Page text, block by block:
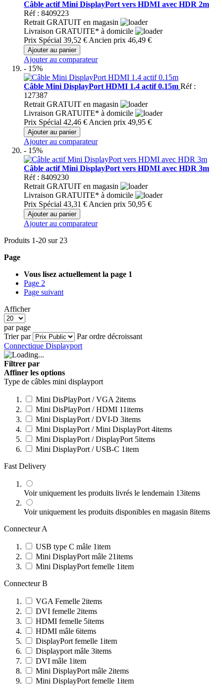
Câble actif Mini DisplayPort vers HDMI avec HDR 2m
Réf : 8409223
Retrait GRATUIT en magasin
Livraison GRATUITE* à domicile
Prix Spécial 39,52 € Ancien prix 46,49 €
Ajouter au panier
Ajouter au comparateur
- 15%
Câble Mini DisplayPort HDMI 1.4 actif 0.15m Réf :
127387
Retrait GRATUIT en magasin
Livraison GRATUITE* à domicile
Prix Spécial 42,46 € Ancien prix 49,95 €
Ajouter au panier
Ajouter au comparateur
- 15%
Câble actif Mini DisplayPort vers HDMI avec HDR 3m
Réf : 8409230
Retrait GRATUIT en magasin
Livraison GRATUITE* à domicile
Prix Spécial 43,31 € Ancien prix 50,95 €
Ajouter au panier
Ajouter au comparateur
Produits 1-20 sur 23
Page
Vous lisez actuellement la page 1
Page 2
Page suivant
Afficher
par page
Trier par
Par ordre décroissant
Connectique Displayport
Filtrer par
Affiner les options
Type de câbles mini displayport
Mini DisPlayPort / VGA 2items
Mini DisPlayPort / HDMI 11items
Mini DisplayPort / DVI-D 3items
Mini DisplayPort / Mini DisplayPort 4items
Mini DisplayPort / DisplayPort 5items
Mini DisplayPort / USB-C 1item
Fast Delivery
Voir uniquement les produits livrés le lendemain 13items
Voir uniquement les produits disponibles en magasin 8items
Connecteur A
USB type C mâle 1item
Mini DisplayPort mâle 21items
Mini DisplayPort femelle 1item
Connecteur B
VGA Femelle 2items
DVI femelle 2items
HDMI femelle 5items
HDMI mâle 6items
DisplayPort femelle 1item
Displayport mâle 3items
DVI mâle 1item
Mini DisplayPort mâle 2items
Mini DisplayPort femelle 1item